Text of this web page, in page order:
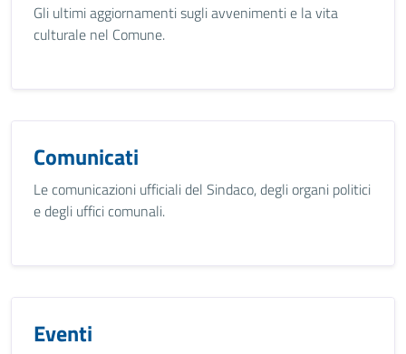
Gli ultimi aggiornamenti sugli avvenimenti e la vita
culturale nel Comune.
Comunicati
Le comunicazioni ufficiali del Sindaco, degli organi politici
e degli uffici comunali.
Eventi